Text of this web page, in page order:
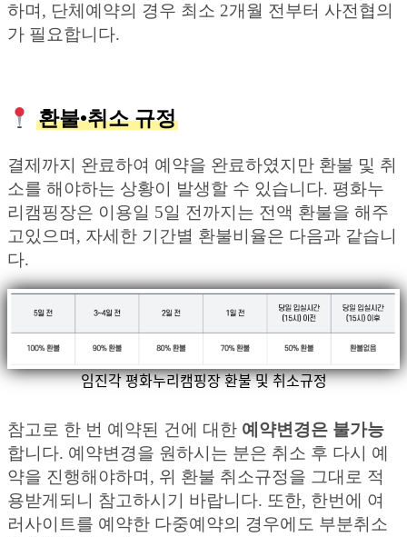
하며, 단체예약의 경우 최소 2개월 전부터 사전협의
가 필요합니다.
환불•취소 규정
결제까지 완료하여 예약을 완료하였지만 환불 및 취
소를 해야하는 상황이 발생할 수 있습니다. 평화누
리캠핑장은 이용일 5일 전까지는 전액 환불을 해주
고있으며, 자세한 기간별 환불비율은 다음과 같습니
다.
임진각 평화누리캠핑장 환불 및 취소규정
참고로 한 번 예약된 건에 대한 예약변경은 불가능
합니다. 예약변경을 원하시는 분은 취소 후 다시 예
약을 진행해야하며, 위 환불 취소규정을 그대로 적
용받게되니 참고하시기 바랍니다. 또한, 한번에 여
러사이트를 예약한 다중예약의 경우에도 부분취소